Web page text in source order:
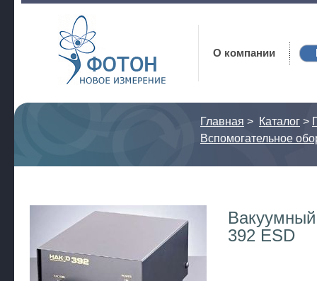
Фотон
О компании
Главная > Каталог >
Вспомогательное
392 ESD